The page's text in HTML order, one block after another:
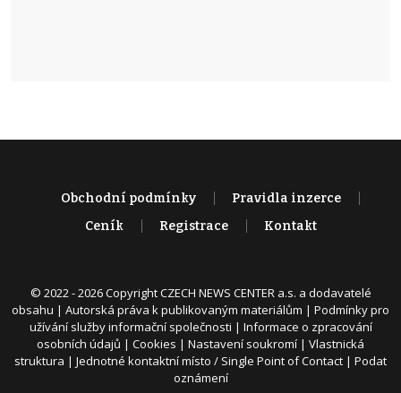
Obchodní podmínky
Pravidla inzerce
Ceník
Registrace Kontakt
© 2022 - 2026 Copyright CZECH NEWS CENTER a.s. a dodavatelé
obsahu | Autorská práva k publikovaným materiálům | Podmínky pro
užívání služby informační společnosti | Informace o zpracování
osobních údajů | Cookies | Nastavení soukromí | Vlastnická
struktura | Jednotné kontaktní místo / Single Point of Contact | Podat
oznámení